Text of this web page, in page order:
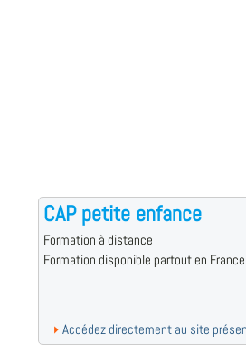
CAP petite enfance
Formation à distance
Formation disponible partout en France
Accédez directement au site